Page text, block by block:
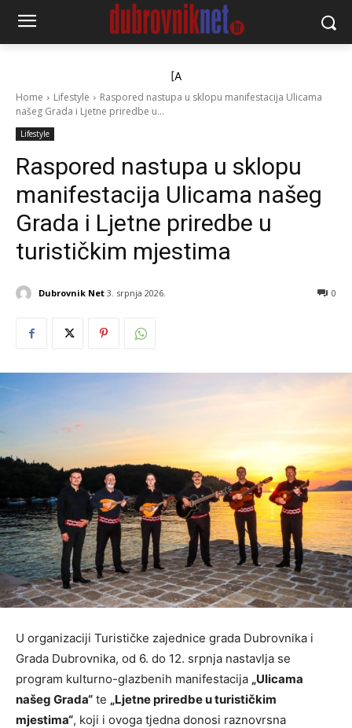
[A
Home
Lifestyle
Raspored nastupa u sklopu manifestacija Ulicama
našeg Grada i Ljetne priredbe u...
Lifestyle
Raspored nastupa u sklopu
manifestacija Ulicama našeg
Grada i Ljetne priredbe u
turističkim mjestima
Dubrovnik Net 3. srpnja 2026. 0
U organizaciji Turističke zajednice grada Dubrovnika i
Grada Dubrovnika, od 6. do 12. srpnja nastavlja se
program kulturno-glazbenih manifestacija „Ulicama
našeg Grada“ te „Ljetne priredbe u turističkim
mjestima“, koji i ovoga tjedna donosi raznovrsna